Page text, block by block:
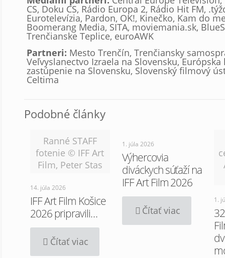
CS, Doku CS, Rádio Europa 2, Rádio Hit FM,
Eurotelevízia, Pardon, OK!, Kinečko, Kam do
Boomerang Media, SITA, moviemania.sk,
Trenčianske Teplice, euroAWK
Partneri: Mesto Trenčín, Trenčiansky
Veľvyslanectvo Izraela na Slovensku, Európska
zastúpenie na Slovensku, Slovenský filmový
Celtima
Podobné články
Ranné STAFF
fotenie © IFF Art
Film, Peter Stas
14. júla 2026
IFF Art Film Košice
2026 pripravili…
Čítať viac
1. júla 2026
Výhercovia
diváckych súťaží na
IFF Art Film 2026
Čítať viac
1.